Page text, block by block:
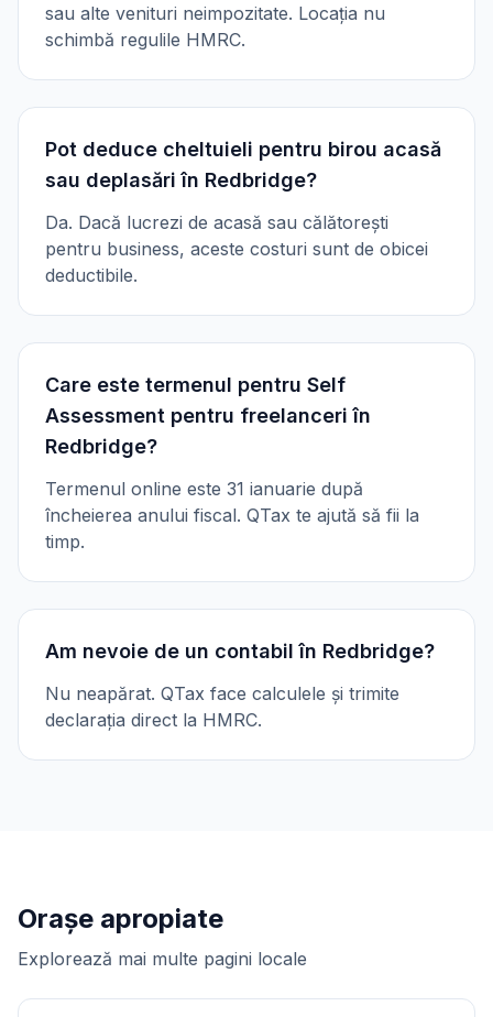
sau alte venituri neimpozitate. Locația nu
schimbă regulile HMRC.
Pot deduce cheltuieli pentru birou acasă
sau deplasări în Redbridge?
Da. Dacă lucrezi de acasă sau călătorești
pentru business, aceste costuri sunt de obicei
deductibile.
Care este termenul pentru Self
Assessment pentru freelanceri în
Redbridge?
Termenul online este 31 ianuarie după
încheierea anului fiscal. QTax te ajută să fii la
timp.
Am nevoie de un contabil în Redbridge?
Nu neapărat. QTax face calculele și trimite
declarația direct la HMRC.
Orașe apropiate
Explorează mai multe pagini locale